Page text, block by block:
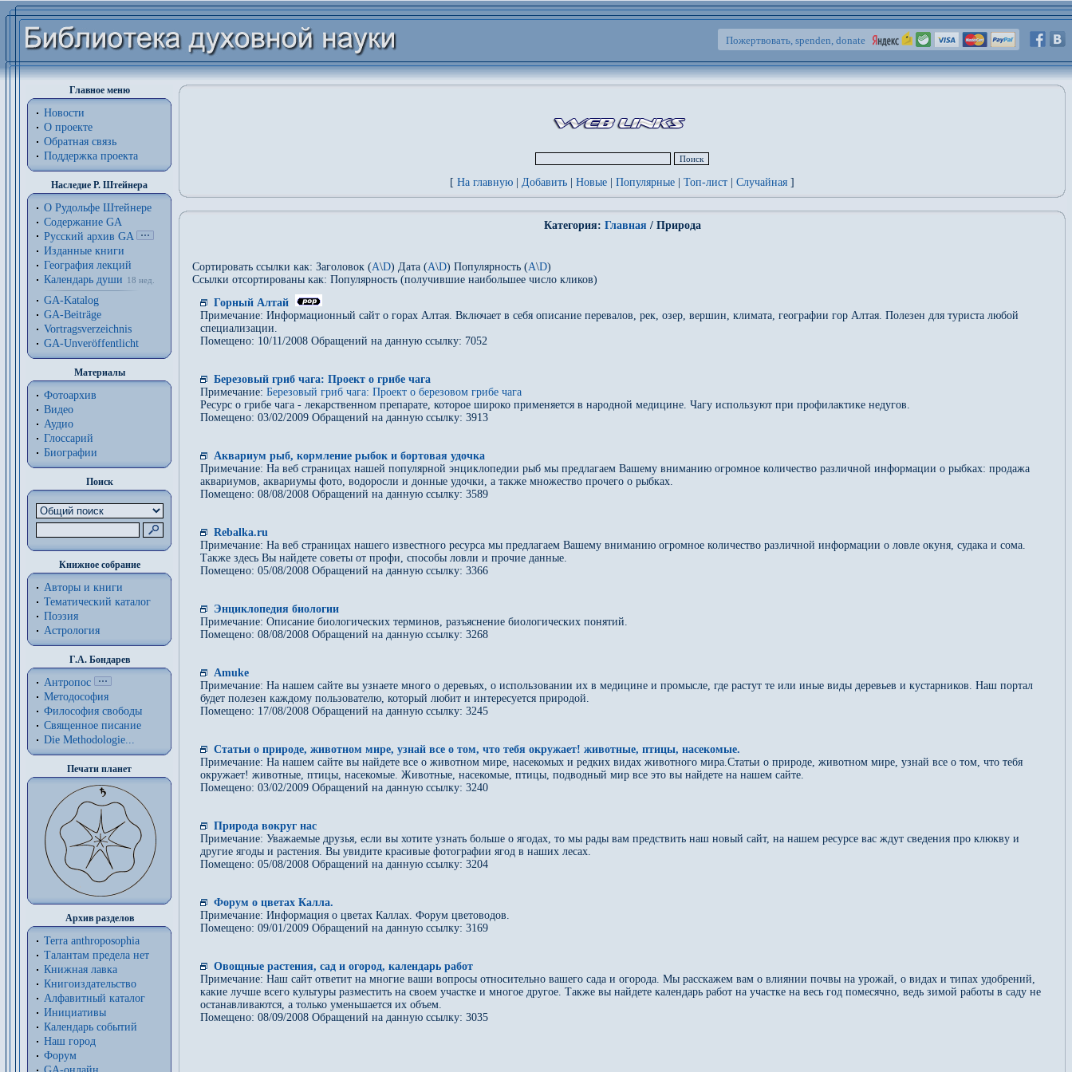
Пожертвовать, spenden, donate
Главное меню
Новости
О проекте
Обратная связь
Поддержка проекта
Наследие Р. Штейнера
О Рудольфе Штейнере
Содержание GA
Русский архив GA
Изданные книги
География лекций
Календарь души
18 нед.
GA-Katalog
GA-Beiträge
Vortragsverzeichnis
GA-Unveröffentlicht
Материалы
Фотоархив
Видео
Аудио
Глоссарий
Биографии
Поиск
Книжное собрание
Авторы и книги
Тематический каталог
Поэзия
Астрология
Г.А. Бондарев
Антропос
Методософия
Философия cвободы
Священное писание
Die Methodologie...
Печати планет
Архив разделов
Terra anthroposophia
Талантам предела нет
Книжная лавка
Книгоиздательство
Алфавитный каталог
Инициативы
Календарь событий
Наш город
Форум
[ На главную Добавить Новые Популярные Топ-лист Случайная ]
Категория: Главная / Природа
Сортировать ссылки как: Заголовок (A\D) Дата (A\D) Популярность (A\D)
Ссылки отсортированы как: Популярность (получившие наибольшее число кликов)
Горный Алтай
Примечание: Информационный сайт о горах Алтая. Включает в себя описание перевалов, рек, озер, вершин, климата, географии гор Алтая. Полезен для туриста любой
специализации.
Помещено: 10/11/2008 Обращений на данную ссылку: 7052
Березовый гриб чага: Проект о грибе чага
Примечание: Березовый гриб чага: Проект о березовом грибе чага
Ресурс о грибе чага - лекарственном препарате, которое широко применяется в народной медицине. Чагу используют при профилактике недугов.
Помещено: 03/02/2009 Обращений на данную ссылку: 3913
Аквариум рыб, кормление рыбок и бортовая удочка
Примечание: На веб страницах нашей популярной энциклопедии рыб мы предлагаем Вашему вниманию огромное количество различной информации о рыбках: продажа
аквариумов, аквариумы фото, водоросли и донные удочки, а также множество прочего о рыбках.
Помещено: 08/08/2008 Обращений на данную ссылку: 3589
Rebalka.ru
Примечание: На веб страницах нашего известного ресурса мы предлагаем Вашему вниманию огромное количество различной информации о ловле окуня, судака и сома.
Также здесь Вы найдете советы от профи, способы ловли и прочие данные.
Помещено: 05/08/2008 Обращений на данную ссылку: 3366
Энциклопедия биологии
Примечание: Описание биологических терминов, разъяснение биологических понятий.
Помещено: 08/08/2008 Обращений на данную ссылку: 3268
Amuke
Примечание: На нашем сайте вы узнаете много о деревьях, о использовании их в медицине и промысле, где растут те или иные виды деревьев и кустарников. Наш портал
будет полезен каждому пользователю, который любит и интересуется природой.
Помещено: 17/08/2008 Обращений на данную ссылку: 3245
Статьи о природе, животном мире, узнай все о том, что тебя окружает! животные, птицы, насекомые.
Примечание: На нашем сайте вы найдете все о животном мире, насекомых и редких видах животного мира.Статьи о природе, животном мире, узнай все о том, что тебя
окружает! животные, птицы, насекомые. Животные, насекомые, птицы, подводный мир все это вы найдете на нашем сайте.
Помещено: 03/02/2009 Обращений на данную ссылку: 3240
Природа вокруг нас
Примечание: Уважаемые друзья, если вы хотите узнать больше о ягодах, то мы рады вам предствить наш новый сайт, на нашем ресурсе вас ждут сведения про клюкву и
другие ягоды и растения. Вы увидите красивые фотографии ягод в наших лесах.
Помещено: 05/08/2008 Обращений на данную ссылку: 3204
Форум о цветах Калла.
Примечание: Информация о цветах Каллах. Форум цветоводов.
Помещено: 09/01/2009 Обращений на данную ссылку: 3169
Овощные растения, сад и огород, календарь работ
Примечание: Наш сайт ответит на многие ваши вопросы относительно вашего сада и огорода. Мы расскажем вам о влиянии почвы на урожай, о видах и типах удобрений,
какие лучше всего культуры разместить на своем участке и многое другое. Также вы найдете календарь работ на участке на весь год помесячно, ведь зимой работы в саду не
останавливаются, а только уменьшается их объем.
Помещено: 08/09/2008 Обращений на данную ссылку: 3035